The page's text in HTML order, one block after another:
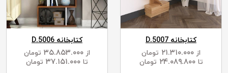
کتابخانه D.5007
از
تومان
تا ۲۴.۰۸۹.۸۰۰ تومان
کتابخانه D.5006
از
تومان
تا
تومان